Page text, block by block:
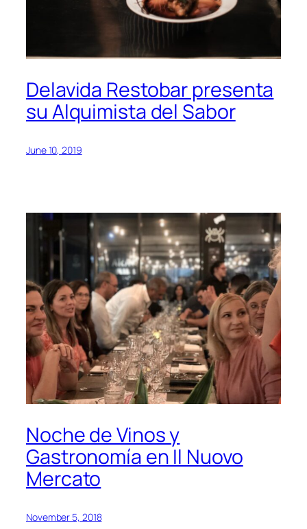
Delavida Restobar presenta
su Alquimista del Sabor
June 10, 2019
Noche de Vinos y
Gastronomía en Il Nuovo
Mercato
November 5, 2018